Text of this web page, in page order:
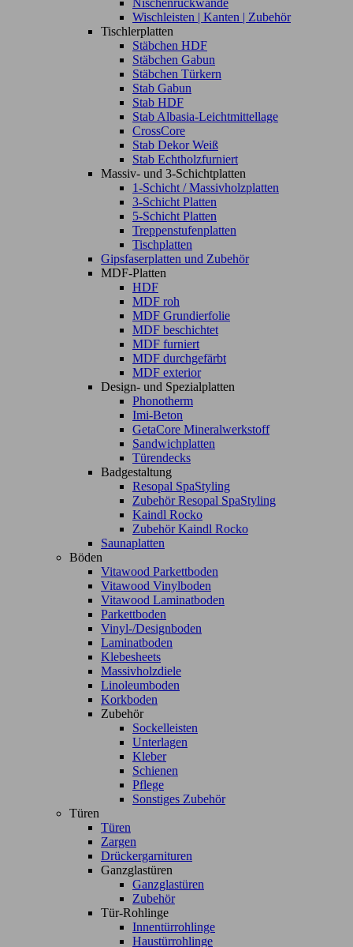
Nischenrückwände
Wischleisten | Kanten | Zubehör
Tischlerplatten
Stäbchen HDF
Stäbchen Gabun
Stäbchen Türkern
Stab Gabun
Stab HDF
Stab Albasia-Leichtmittellage
CrossCore
Stab Dekor Weiß
Stab Echtholzfurniert
Massiv- und 3-Schichtplatten
1-Schicht / Massivholzplatten
3-Schicht Platten
5-Schicht Platten
Treppenstufenplatten
Tischplatten
Gipsfaserplatten und Zubehör
MDF-Platten
HDF
MDF roh
MDF Grundierfolie
MDF beschichtet
MDF furniert
MDF durchgefärbt
MDF exterior
Design- und Spezialplatten
Phonotherm
Imi-Beton
GetaCore Mineralwerkstoff
Sandwichplatten
Türendecks
Badgestaltung
Resopal SpaStyling
Zubehör Resopal SpaStyling
Kaindl Rocko
Zubehör Kaindl Rocko
Saunaplatten
Böden
Vitawood Parkettboden
Vitawood Vinylboden
Vitawood Laminatboden
Parkettboden
Vinyl-/Designboden
Laminatboden
Klebesheets
Massivholzdiele
Linoleumboden
Korkboden
Zubehör
Sockelleisten
Unterlagen
Kleber
Schienen
Pflege
Sonstiges Zubehör
Türen
Türen
Zargen
Drückergarnituren
Ganzglastüren
Ganzglastüren
Zubehör
Tür-Rohlinge
Innentürrohlinge
Haustürrohlinge